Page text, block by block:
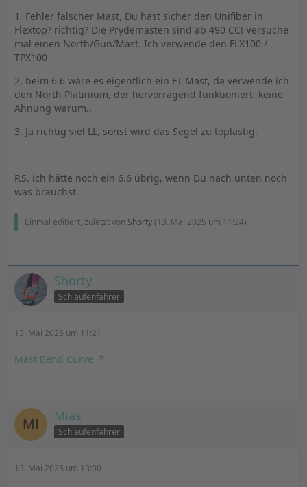
1. Fehler falscher Mast, Du hast sicher den Unifiber in
Flextop? richtig? Die Prydemasten sind ab 490 CC! Versuche
mal einen North/Gun/Mast. Ich verwende den FLX100 /
TPX100
2. beim 6.6 wäre es eigentlich ein FT Mast, da verwende ich
den North Platinium, der hervorragend funktioniert, keine
Ahnung warum..
3. Ja richtig viel LL, sonst wird das Segel zu toplastig.
P.S. ich hätte noch ein 6.6 übrig, wenn Du nach unten noch
was brauchst.
Einmal editiert, zuletzt von Shorty (13. Mai 2025 um 11:24)
Shorty
Schlaufenfahrer
13. Mai 2025 um 11:21
Mast Bend Curve
Mias
Schlaufenfahrer
13. Mai 2025 um 13:00